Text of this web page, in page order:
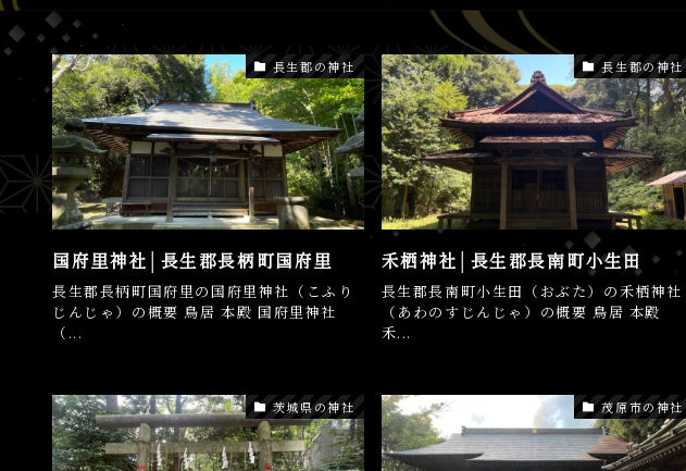
長生郡の神社
国府里神社│長生郡長柄町国府里
長生郡長柄町国府里の国府里神社（こふり
じんじゃ）の概要 鳥居 本殿 国府里神社
（...
長生郡の神社
禾栖神社│長生郡長南町小生田
長生郡長南町小生田（おぶた）の禾栖神社
（あわのすじんじゃ）の概要 鳥居 本殿
禾...
茨城県の神社 茂原市の神社